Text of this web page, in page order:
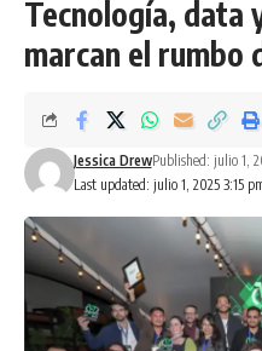
Tecnología, data
marcan el rumbo
Last updated: julio 1, 2025 3:15
Jessica DrewPublished: julio 1,